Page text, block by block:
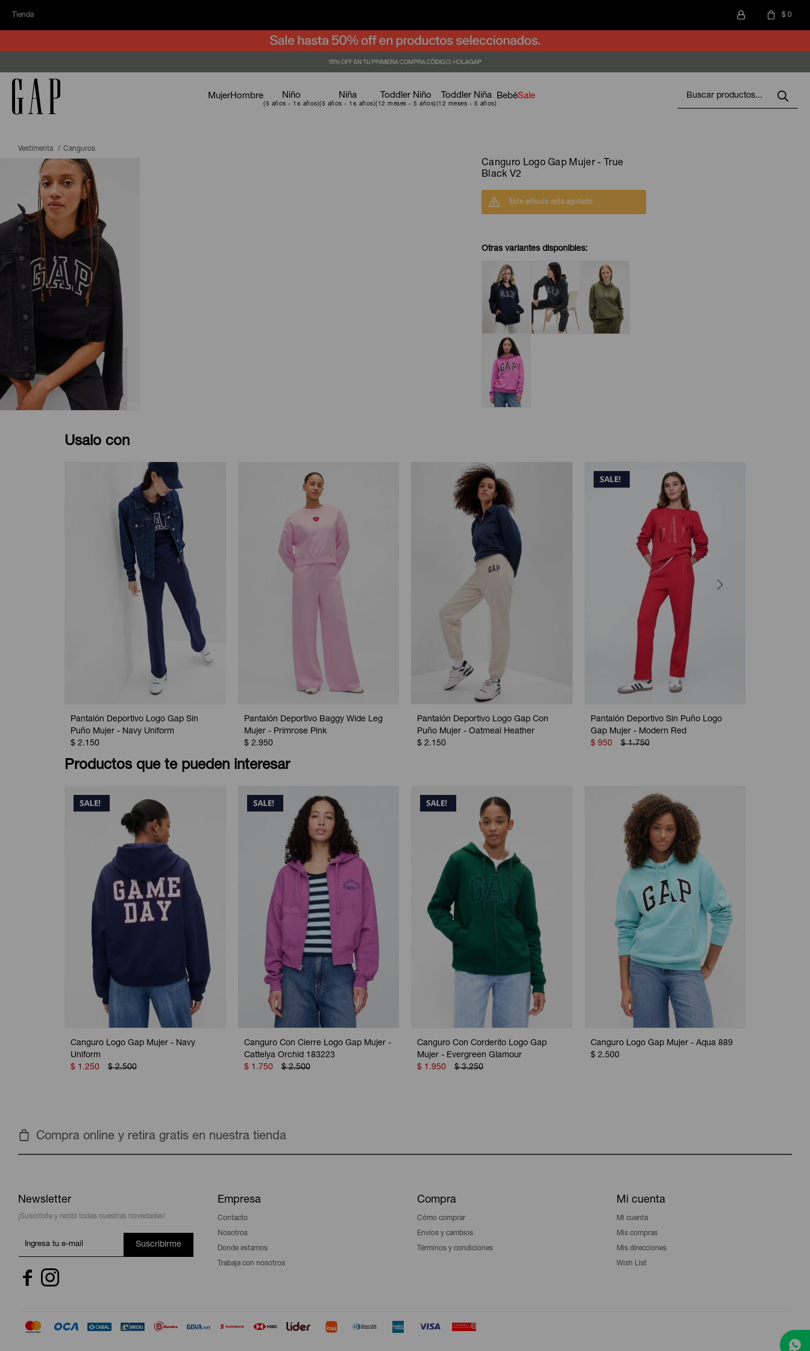
Tienda $ 0
MujerHombre Niño Niña Toddler Niño Toddler Niña BebéSale
Vestimenta Canguros
Canguro Logo Gap Mujer - True
Black V2
Este artículo está agotado.
Otras variantes disponibles:
Usalo con
Pantalón Deportivo Logo Gap Sin
Puño Mujer - Navy Uniform
$ 2.150
Pantalón Deportivo Baggy Wide Leg
Mujer - Primrose Pink
$ 2.950
Pantalón Deportivo Logo Gap Con
Puño Mujer - Oatmeal Heather
$ 2.150
Pantalón Deportivo Sin Puño Logo
Gap Mujer - Modern Red
$ 950 $ 1.750
Productos que te pueden interesar
Canguro Logo Gap Mujer - Navy
Uniform
$ 1.250 $ 2.500
Canguro Con Cierre Logo Gap Mujer -
Cattelya Orchid 183223
$ 1.750 $ 2.500
Canguro Con Corderito Logo Gap
Mujer - Evergreen Glamour
$ 1.950 $ 3.250
Canguro Logo Gap Mujer - Aqua 889
$ 2.500
Compra online y retira gratis en nuestra tienda
Newsletter
¡Suscribite y recibí todas nuestras novedades!
Suscribirme
 
Empresa
Contacto
Nosotros
Donde estamos
Trabaja con nosotros
Compra
Cómo comprar
Envíos y cambios
Términos y condiciones
Mi cuenta
Mi cuenta
Mis compras
Mis direcciones
Wish List